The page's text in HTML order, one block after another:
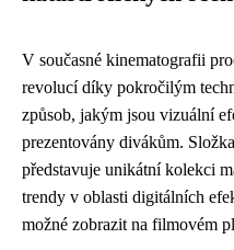
V současné kinematografii
revolucí díky pokročilým
způsob, jakým jsou vizuální
prezentovány divákům.
představuje unikátní kolekci
trendy v oblasti digitálních
možné zobrazit na filmovém